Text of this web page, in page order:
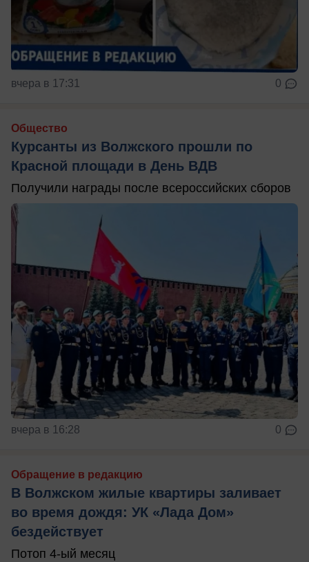
вчера в 17:31 0
Общество
Курсанты из Волжского прошли по
Красной площади в День ВДВ
Получили награды после всероссийских сборов
вчера в 16:28 0
Обращение в редакцию
В Волжском жилые квартиры заливает
во время дождя: УК «Лада Дом»
бездействует
Потоп 4-ый месяц